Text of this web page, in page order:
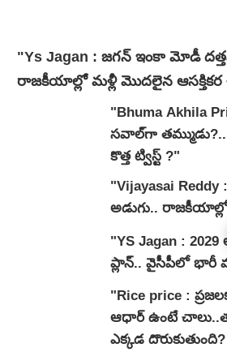
"Ys Jagan : జగన్ ఇంకా మోడీ
రాజకీయాల్లో మళ్లీ మొదలైన ఆసక్తికర
"Bhuma Akhila
సవాల్‌గా
కొత్త ట్విస్ట్ ?"
"Vijayasai
అడుగు..
"YS Jagan :
ప్లాన్.. వైసీపీలో భారీ
"Rice price :
ఆధార్ ఉంటే
ఎక్కడ